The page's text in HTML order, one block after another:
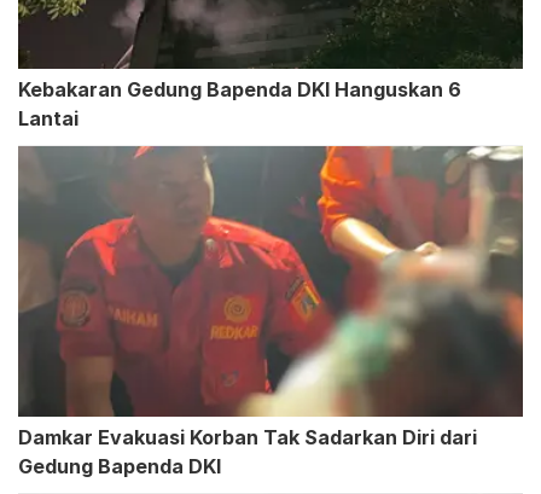
Kebakaran Gedung Bapenda DKI Hanguskan 6
Lantai
Damkar Evakuasi Korban Tak Sadarkan Diri dari
Gedung Bapenda DKI